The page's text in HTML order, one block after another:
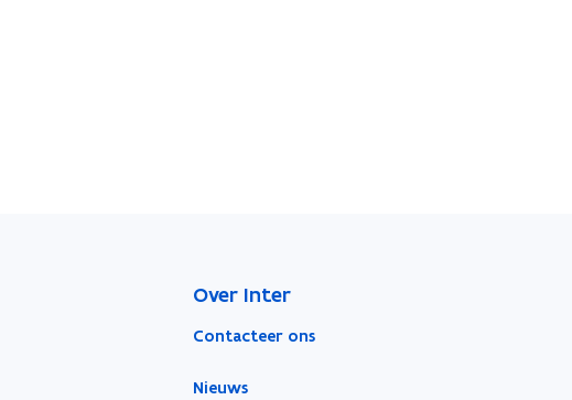
Over Inter
Contacteer ons
Nieuws